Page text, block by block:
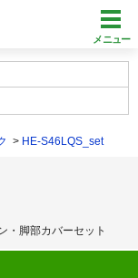
メニュー
HE-S46LQS_set
・脚部カバーセット